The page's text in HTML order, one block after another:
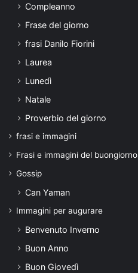
Compleanno
Frase del giorno
frasi Danilo Fiorini
Laurea
Lunedì
Natale
Proverbio del giorno
frasi e immagini
Frasi e immagini del buongiorno
Gossip
Can Yaman
Immagini per augurare
Benvenuto Inverno
Buon Anno
Buon Giovedì